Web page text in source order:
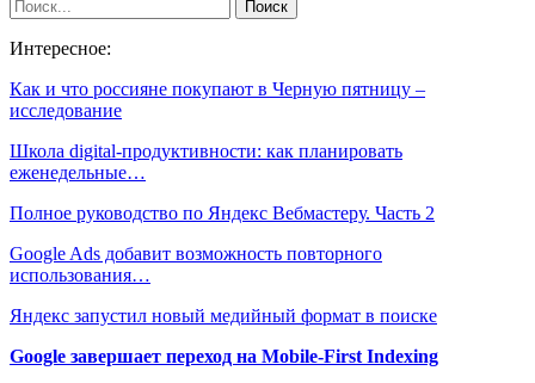
Интересное:
Как и что россияне покупают в Черную пятницу –
исследование
Школа digital-продуктивности: как планировать
еженедельные…
Полное руководство по Яндекс Вебмастеру. Часть 2
Google Ads добавит возможность повторного
использования…
Яндекс запустил новый медийный формат в поиске
Google завершает переход на Mobile-First Indexing